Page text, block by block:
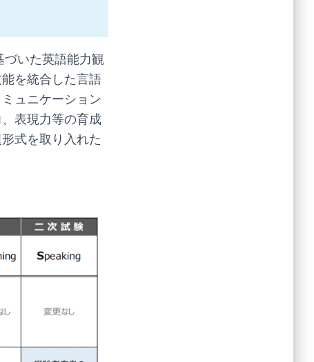
づいた英語能力観
を統合した言語
ュニケーション
表現力等の育成
式を取り入れた